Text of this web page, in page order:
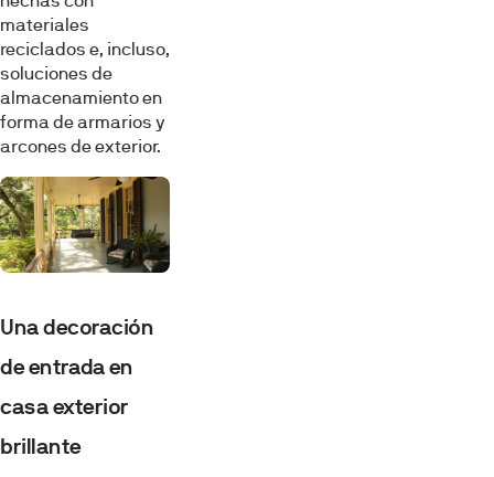
materiales
reciclados e, incluso,
soluciones de
almacenamiento en
forma de armarios y
arcones de exterior.
Una decoración
de entrada en
casa exterior
brillante